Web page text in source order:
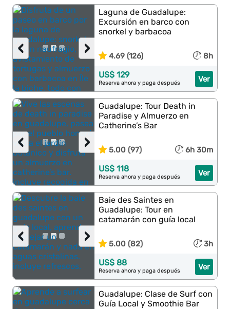
›
‹
Laguna de Guadalupe:
Excursión en barco con
snorkel y barbacoa
4.69 (126) 8h
Ver
US$ 129
Reserva ahora y paga después
›
‹
Guadalupe: Tour Death in
Paradise y Almuerzo en
Catherine’s Bar
5.00 (97) 6h 30m
Ver
US$ 118
Reserva ahora y paga después
›
‹
Baie des Saintes en
Guadalupe: Tour en
catamarán con guía local
5.00 (82) 3h
Ver
US$ 88
Reserva ahora y paga después
Guadalupe: Clase de Surf con
Guía Local y Smoothie Bar